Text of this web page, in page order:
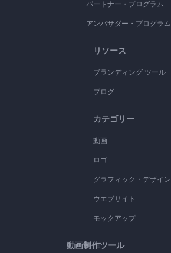
パートナー・プログラム
アンバサダー・プログラム
リソース
ブランディング ツール
ブログ
カテゴリー
動画
ロゴ
グラフィック・デザイン
ウエブサイト
モックアップ
動画制作ツール